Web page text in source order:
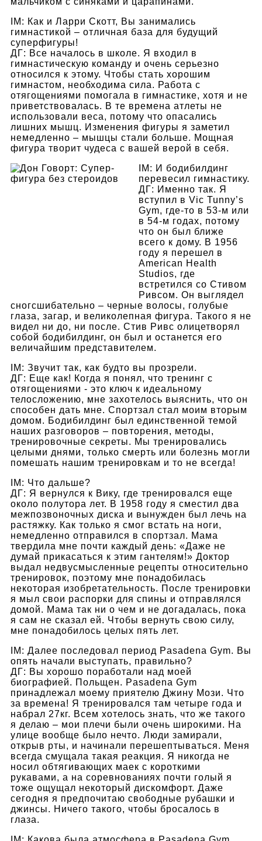
IM: Как и Ларри Скотт, Вы занимались
гимнастикой – отличная база для будущий
суперфигуры!
ДГ: Все началось в школе. Я входил в
гимнастическую команду и очень серьезно
относился к этому. Чтобы стать хорошим
гимнастом, необходима сила. Работа с
отягощениями помогала в гимнастике, хотя и не
приветствовалась. В те времена атлеты не
использовали веса, потому что опасались
лишних мышц. Изменения фигуры я заметил
немедленно – мышцы стали больше. Мощная
фигура творит чудеса с вашей верой в себя.
IM: И бодибилдинг
перевесил гимнастику.
ДГ: Именно так. Я
вступил в Vic Tunny’s
Gym, где-то в 53-м или
в 54-м годах, потому
что он был ближе
всего к дому. В 1956
году я перешел в
American Health
Studios, где
встретился со Стивом
Ривсом. Он выглядел
сногсшибательно – черные волосы, голубые
глаза, загар, и великолепная фигура. Такого я не
видел ни до, ни после. Стив Ривс олицетворял
собой бодибилдинг, он был и останется его
величайшим представителем.
IM: Звучит так, как будто вы прозрели.
ДГ: Еще как! Когда я понял, что тренинг с
отягощениями - это ключ к идеальному
телосложению, мне захотелось выяснить, что он
способен дать мне. Спортзал стал моим вторым
домом. Бодибилдинг был единственной темой
наших разговоров – повторения, методы,
тренировочные секреты. Мы тренировались
целыми днями, только смерть или болезнь могли
помешать нашим тренировкам и то не всегда!
IM: Что дальше?
ДГ: Я вернулся к Вику, где тренировался еще
около полутора лет. В 1958 году я сместил два
межпозвоночных диска и вынужден был лечь на
растяжку. Как только я смог встать на ноги,
немедленно отправился в спортзал. Мама
твердила мне почти каждый день: «Даже не
думай прикасаться к этим гантелям!» Доктор
выдал недвусмысленные рецепты относительно
тренировок, поэтому мне понадобилась
некоторая изобретательность. После тренировки
я мыл свои распорки для спины и отправлялся
домой. Мама так ни о чем и не догадалась, пока
я сам не сказал ей. Чтобы вернуть свою силу,
мне понадобилось целых пять лет.
IM: Далее последовал период Pasadena Gym. Вы
опять начали выступать, правильно?
ДГ: Вы хорошо поработали над моей
биографией. Польщен. Pasadena Gym
принадлежал моему приятелю Джину Мози. Что
за времена! Я тренировался там четыре года и
набрал 27кг. Всем хотелось знать, что же такого
я делаю – мои плечи были очень широкими. На
улице вообще было нечто. Люди замирали,
открыв рты, и начинали перешептываться. Меня
всегда смущала такая реакция. Я никогда не
носил обтягивающих маек с короткими
рукавами, а на соревнованиях почти голый я
тоже ощущал некоторый дискомфорт. Даже
сегодня я предпочитаю свободные рубашки и
джинсы. Ничего такого, чтобы бросалось в
глаза.